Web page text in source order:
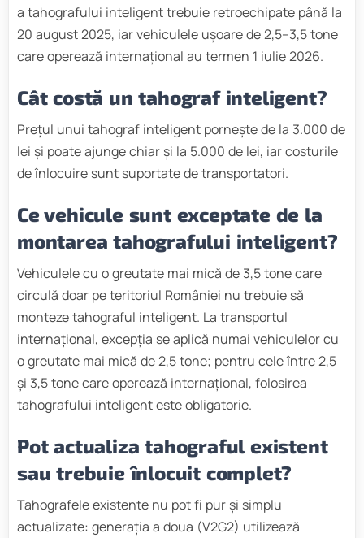
a tahografului inteligent trebuie retroechipate până la
20 august 2025, iar vehiculele ușoare de 2,5–3,5 tone
care operează internațional au termen 1 iulie 2026.
Cât costă un tahograf inteligent?
Prețul unui tahograf inteligent pornește de la 3.000 de
lei și poate ajunge chiar și la 5.000 de lei, iar costurile
de înlocuire sunt suportate de transportatori.
Ce vehicule sunt exceptate de la
montarea tahografului inteligent?
Vehiculele cu o greutate mai mică de 3,5 tone care
circulă doar pe teritoriul României nu trebuie să
monteze tahograful inteligent. La transportul
internațional, excepția se aplică numai vehiculelor cu
o greutate mai mică de 2,5 tone; pentru cele între 2,5
și 3,5 tone care operează internațional, folosirea
tahografului inteligent este obligatorie.
Pot actualiza tahograful existent
sau trebuie înlocuit complet?
Tahografele existente nu pot fi pur și simplu
actualizate: generația a doua (V2G2) utilizează